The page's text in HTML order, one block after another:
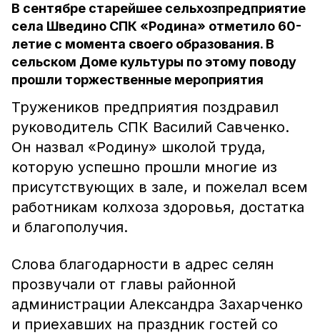
В сентябре старейшее сельхозпредприятие
села Шведино СПК «Родина» отметило 60-
летие с момента своего образования. В
сельском Доме культуры по этому поводу
прошли торжественные мероприятия
Тружеников предприятия поздравил
руководитель СПК Василий Савченко.
Он назвал «Родину» школой труда,
которую успешно прошли многие из
присутствующих в зале, и пожелал всем
работникам колхоза здоровья, достатка
и благополучия.
Слова благодарности в адрес селян
прозвучали от главы районной
администрации Александра Захарченко
и приехавших на праздник гостей со